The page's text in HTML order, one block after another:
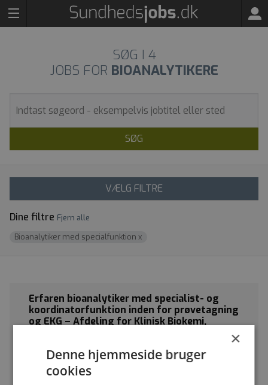
SØG I 4
JOBS FOR BIOANALYTIKERE
SØG
VÆLG FILTRE
Dine filtre Fjern alle
Bioanalytiker med specialfunktionx
Erfaren bioanalytiker med specialist- og
koordinatorfunktion inden for prøvetagning
og EKG – Afdeling for Klinisk Biokemi,
Rigshospitalet, Glostrup | Blegdamsvej 9, 2100
København Ø
Bioanalytiker med specialfunktion
×
Denne hjemmeside bruger
cookies